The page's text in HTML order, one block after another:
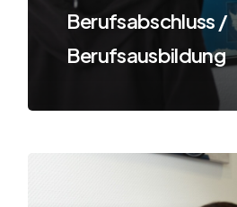
Berufsabschluss /
Berufsausbildung